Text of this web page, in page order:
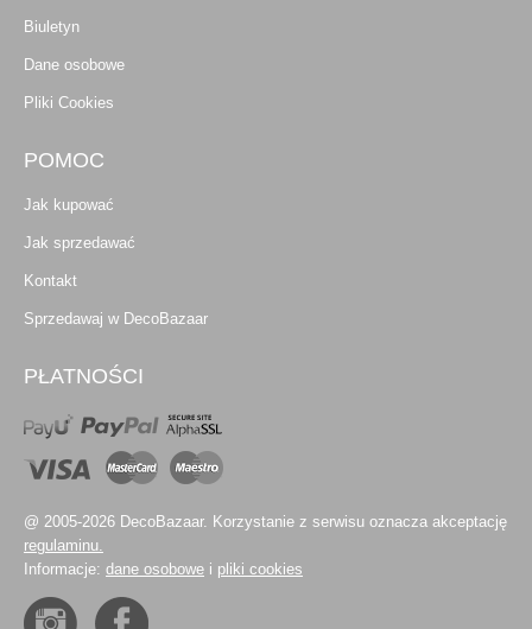
Biuletyn
Dane osobowe
Pliki Cookies
POMOC
Jak kupować
Jak sprzedawać
Kontakt
Sprzedawaj w DecoBazaar
PŁATNOŚCI
@ 2005-2026 DecoBazaar. Korzystanie z serwisu oznacza akceptację
regulaminu.
Informacje: dane osobowe i pliki cookies